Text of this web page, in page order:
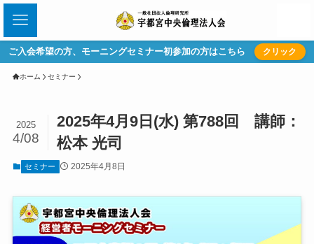
ご入会希望の方、モーニングセミナー初参加の方はこちら クリック
ホーム セミナー
2025年4月9日(水) 第788回 講師：
松本 光司
2025
4/08
セミナー 2025年4月8日